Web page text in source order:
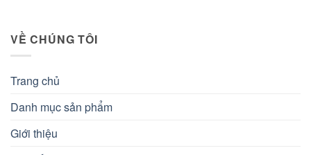
VỀ CHÚNG TÔI
Trang chủ
Danh mục sản phẩm
Giới thiệu